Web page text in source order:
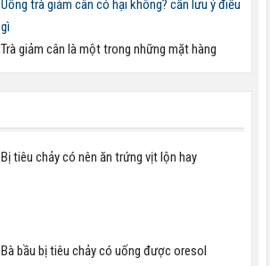
Uống trà giảm cân có hại không? cần lưu ý điều
gì
Trà giảm cân là một trong những mặt hàng
Bị tiêu chảy có nên ăn trứng vịt lộn hay
Bà bầu bị tiêu chảy có uống được oresol